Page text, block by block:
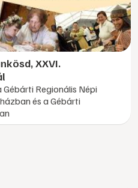
XXVI.
Regionális Népi
és a Gébárti